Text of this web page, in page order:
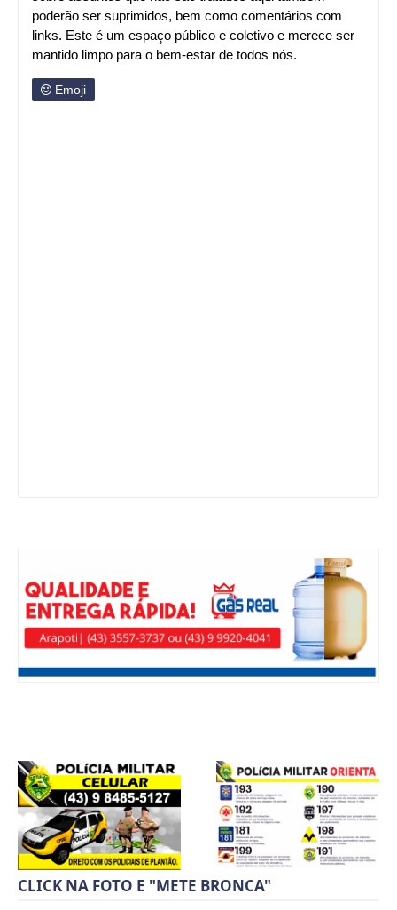
poderão ser suprimidos, bem como comentários com
links. Este é um espaço público e coletivo e merece ser
mantido limpo para o bem-estar de todos nós.
Emoji
CLICK NA FOTO E "METE BRONCA"